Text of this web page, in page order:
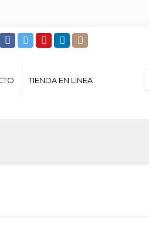
TIENDA EN LINEA